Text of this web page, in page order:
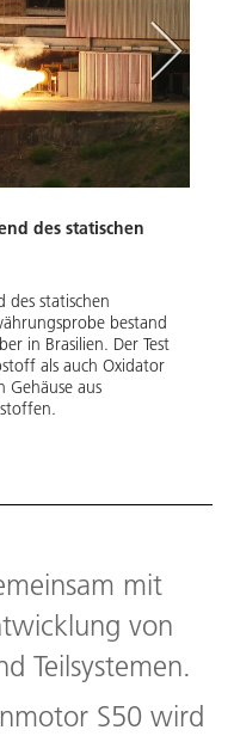
des statischen
statischen
bestand
in Brasilien. Der Test
als auch Oxidator
aus
mit
von
Teilsystemen.
S50 wird